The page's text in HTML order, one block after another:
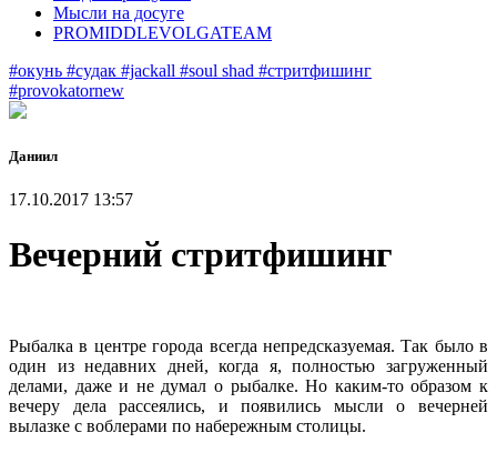
Мысли на досуге
PROMIDDLEVOLGATEAM
#окунь #судак #jackall #soul shad #стритфишинг
#provokatornew
Даниил
17.10.2017 13:57
Вечерний стритфишинг
Рыбалка в центре города всегда непредсказуемая. Так было в
один из недавних дней, когда я, полностью загруженный
делами, даже и не думал о рыбалке. Но каким-то образом к
вечеру дела рассеялись, и появились мысли о вечерней
вылазке с воблерами по набережным столицы.